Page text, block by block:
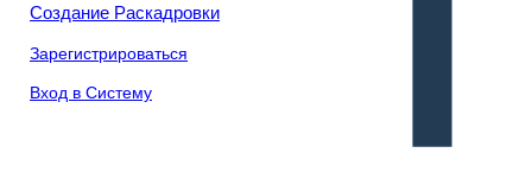
Создание Раскадровки
Зарегистрироваться
Вход в Систему